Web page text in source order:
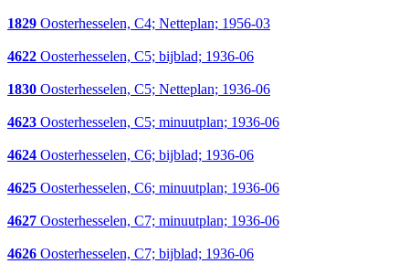
1829 Oosterhesselen, C4; Netteplan; 1956-03
4622 Oosterhesselen, C5; bijblad; 1936-06
1830 Oosterhesselen, C5; Netteplan; 1936-06
4623 Oosterhesselen, C5; minuutplan; 1936-06
4624 Oosterhesselen, C6; bijblad; 1936-06
4625 Oosterhesselen, C6; minuutplan; 1936-06
4627 Oosterhesselen, C7; minuutplan; 1936-06
4626 Oosterhesselen, C7; bijblad; 1936-06